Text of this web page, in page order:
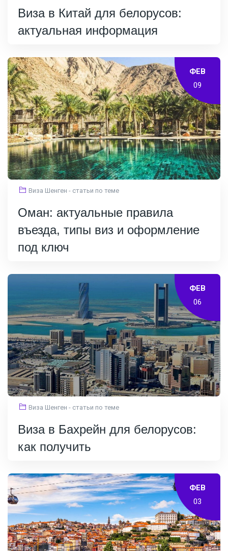
Виза в Китай для белорусов:
актуальная информация
ФЕВ
09
Виза Шенген - статьи по теме
Оман: актуальные правила
въезда, типы виз и оформление
под ключ
ФЕВ
06
Виза Шенген - статьи по теме
Виза в Бахрейн для белорусов:
как получить
ФЕВ
03